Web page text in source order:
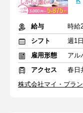
給与
時給
シフト
週1
雇用形態
アル
アクセス
春日
株式会社マイ・プラ